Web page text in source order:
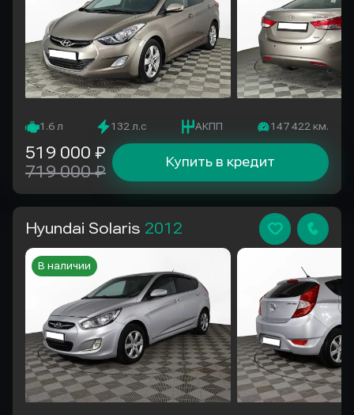
1.6 л 132 л.с АКПП 147 422 км.
Купить в кредит
519 000 ₽
719 000 ₽
Hyundai Solaris 2012
В наличии